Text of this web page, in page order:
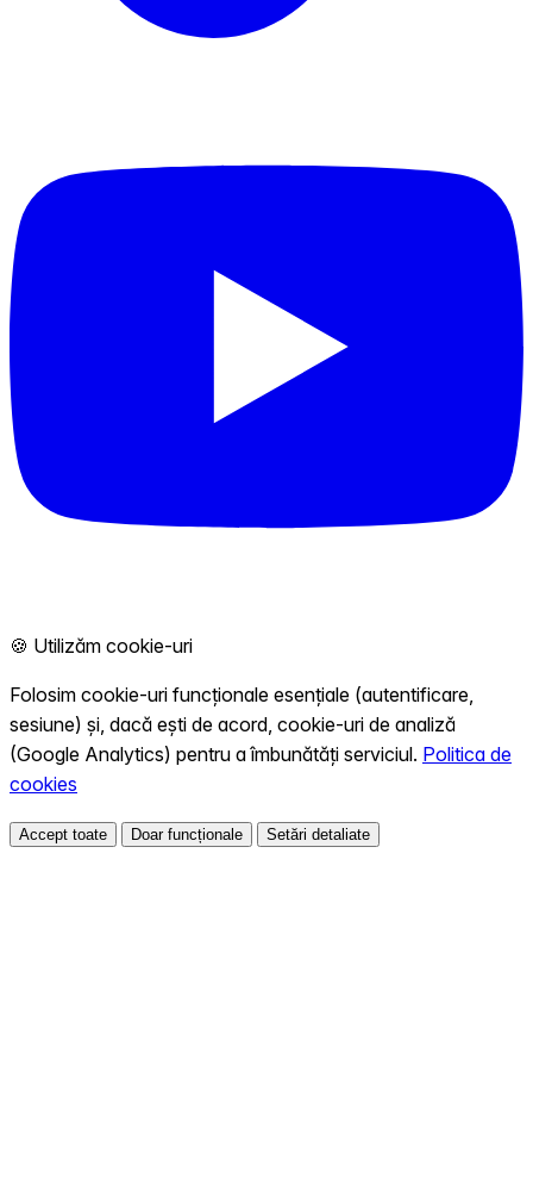
🍪 Utilizăm cookie-uri
Folosim cookie-uri funcționale esențiale (autentificare,
sesiune) și, dacă ești de acord, cookie-uri de analiză
(Google Analytics) pentru a îmbunătăți serviciul. Politica de
cookies
Accept toate Doar funcționale Setări detaliate